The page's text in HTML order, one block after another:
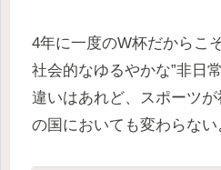
4年に一度のW杯だからこ
社会的なゆるやかな”非日
違いはあれど、スポーツ
の国においても変わらない